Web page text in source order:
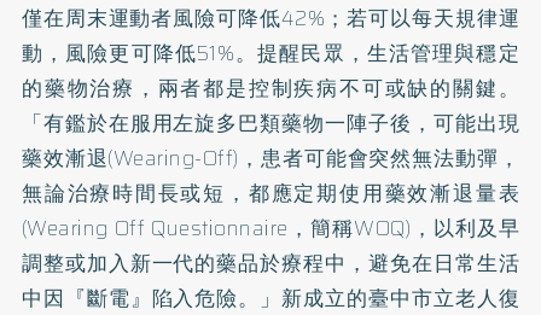
僅在周末運動者風險可降低42%；若可以每天規律運
動，風險更可降低51%。提醒民眾，生活管理與穩定
的藥物治療，兩者都是控制疾病不可或缺的關鍵。
「有鑑於在服用左旋多巴類藥物一陣子後，可能出現
藥效漸退(Wearing-Off)，患者可能會突然無法動彈，
無論治療時間長或短，都應定期使用藥效漸退量表
(Wearing Off Questionnaire，簡稱WOQ)，以利及早
調整或加入新一代的藥品於療程中，避免在日常生活
中因『斷電』陷入危險。」新成立的臺中市立老人復